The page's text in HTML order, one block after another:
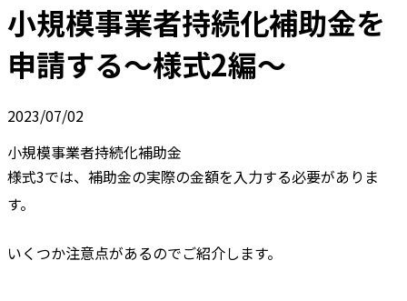
小規模事業者持続化補助金を
申請する〜様式2編〜
2023/07/02
小規模事業者持続化補助金
様式3では、補助金の実際の金額を入力する必要がありま
す。
いくつか注意点があるのでご紹介します。